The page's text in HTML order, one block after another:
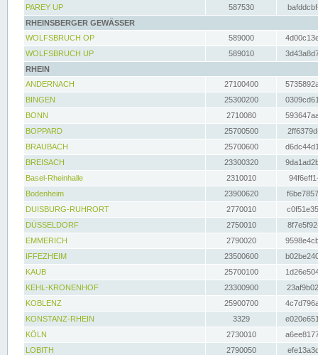
PAREY UP
587530
RHEINSBERGER GEWÄSSER
WOLFSBRUCH OP
589000
WOLFSBRUCH UP
589010
RHEIN
ANDERNACH
27100400
BINGEN
25300200
BONN
2710080
BOPPARD
25700500
BRAUBACH
25700600
BREISACH
23300320
Basel-Rheinhalle
2310010
Bodenheim
23900620
DUISBURG-RUHRORT
2770010
DÜSSELDORF
2750010
EMMERICH
2790020
IFFEZHEIM
23500600
KAUB
25700100
KEHL-KRONENHOF
23300900
KOBLENZ
25900700
KONSTANZ-RHEIN
3329
KÖLN
2730010
LOBITH
2790050